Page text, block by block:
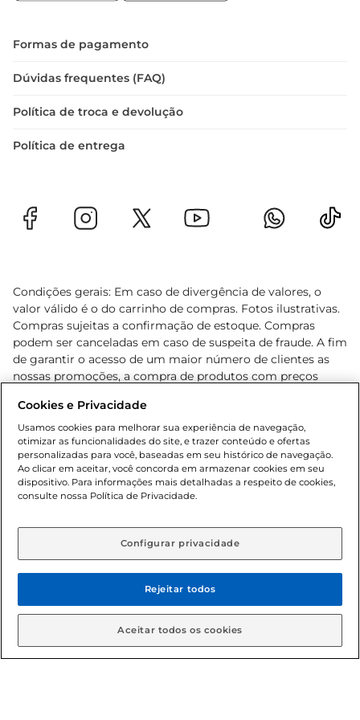
Vinho Argentino Balbo Branco Chenin Doce e
momento
Formas de pagamento
Dúvidas frequentes (FAQ)
Política de troca e devolução
Política de entrega
Condições gerais: Em caso de divergência de valores, o
valor válido é o do carrinho de compras. Fotos ilustrativas.
Compras sujeitas a confirmação de estoque. Compras
podem ser canceladas em caso de suspeita de fraude. A fim
de garantir o acesso de um maior número de clientes as
nossas promoções, a compra de produtos com preços
cliente. Os preços, ofertas e condições são exclusivos para
o e-commerce e válidos durante o dia de hoje, podendo
sofrer alterações sem prévia notificação. Proibida a venda
de bebidas alcoólicas para menores de 18 anos, conforme
Lei n.º 8069/90, art. 81, inciso II (Estatuto da Criança e do
Adolescente). Preços e condições exclusivos para o
aviso prévio. O valor mínimo para as compras on-line é de
© 2026 Copyright. Todos os direitos
reservados Gbarbosa.
Cookies e Privacidade
Usamos cookies para melhorar sua experiência de navegação,
otimizar as funcionalidades do site, e trazer conteúdo e ofertas
personalizadas para você, baseadas em seu histórico de navegação.
Ao clicar em aceitar, você concorda em armazenar cookies em seu
dispositivo. Para informações mais detalhadas a respeito de cookies,
consulte nossa Política de Privacidade.
Configurar privacidade
Rejeitar todos
Aceitar todos os cookies